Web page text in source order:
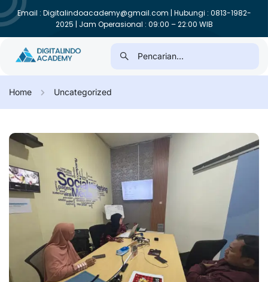
Email : Digitalindoacademy@gmail.com | Hubungi : 0813-1982-
2025 | Jam Operasional : 09:00 – 22:00 WIB
Home Uncategorized